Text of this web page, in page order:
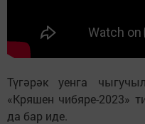
Түгәрәк уенга
«Кряшен чибяре-2023»
да бар иде.